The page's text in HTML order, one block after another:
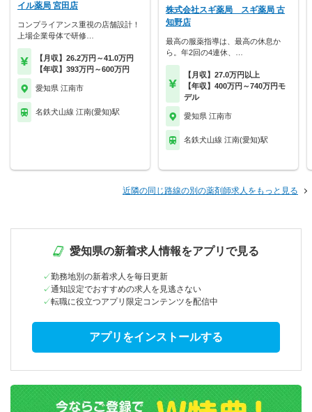
イル薬局 宮田店
コンプライアンス重視の店舗設計！
上場企業母体で研修…
【月収】26.2万円～41.0万円
【年収】393万円～600万円
愛知県 江南市
名鉄犬山線 江南(愛知)駅
株式会社スギ薬局 スギ薬局 古
知野店
最高の服薬指導は、最高の休息か
ら。年2回の4連休、…
【月収】27.0万円以上
【年収】400万円～740万円モ
デル
愛知県 江南市
名鉄犬山線 江南(愛知)駅
近隣の同じ路線の別の薬剤師求人をもっと見る
愛知県の新着求人情報をアプリで見る
勤務地別の新着求人を毎日更新
通知設定でおすすめの求人を見逃さない
転職に役立つアプリ限定コンテンツを配信中
アプリをインストールする